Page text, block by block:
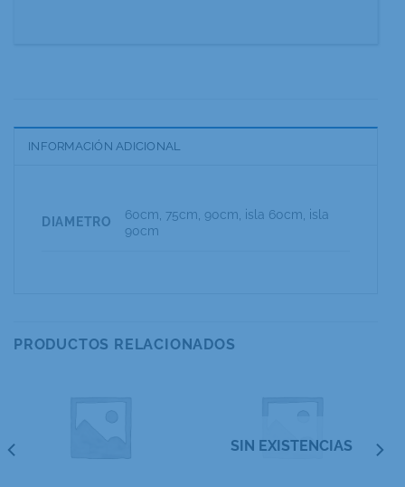
INFORMACIÓN ADICIONAL
DIAMETRO
60cm, 75cm, 90cm, isla 60cm, isla
90cm
PRODUCTOS RELACIONADOS
SIN EXISTENCIAS